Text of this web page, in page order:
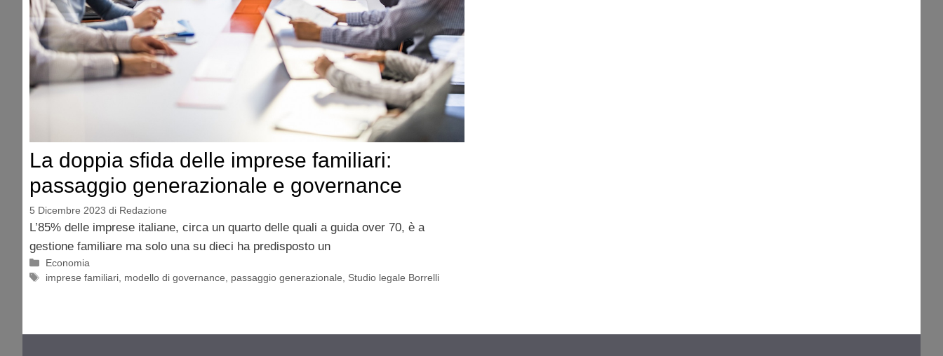
La doppia sfida delle imprese familiari:
passaggio generazionale e governance
5 Dicembre 2023 di Redazione
L’85% delle imprese italiane, circa un quarto delle quali a guida over 70, è a
gestione familiare ma solo una su dieci ha predisposto un
Categorie
Economia
Tag
imprese familiari modello di governance passaggio generazionale Studio legale Borrelli